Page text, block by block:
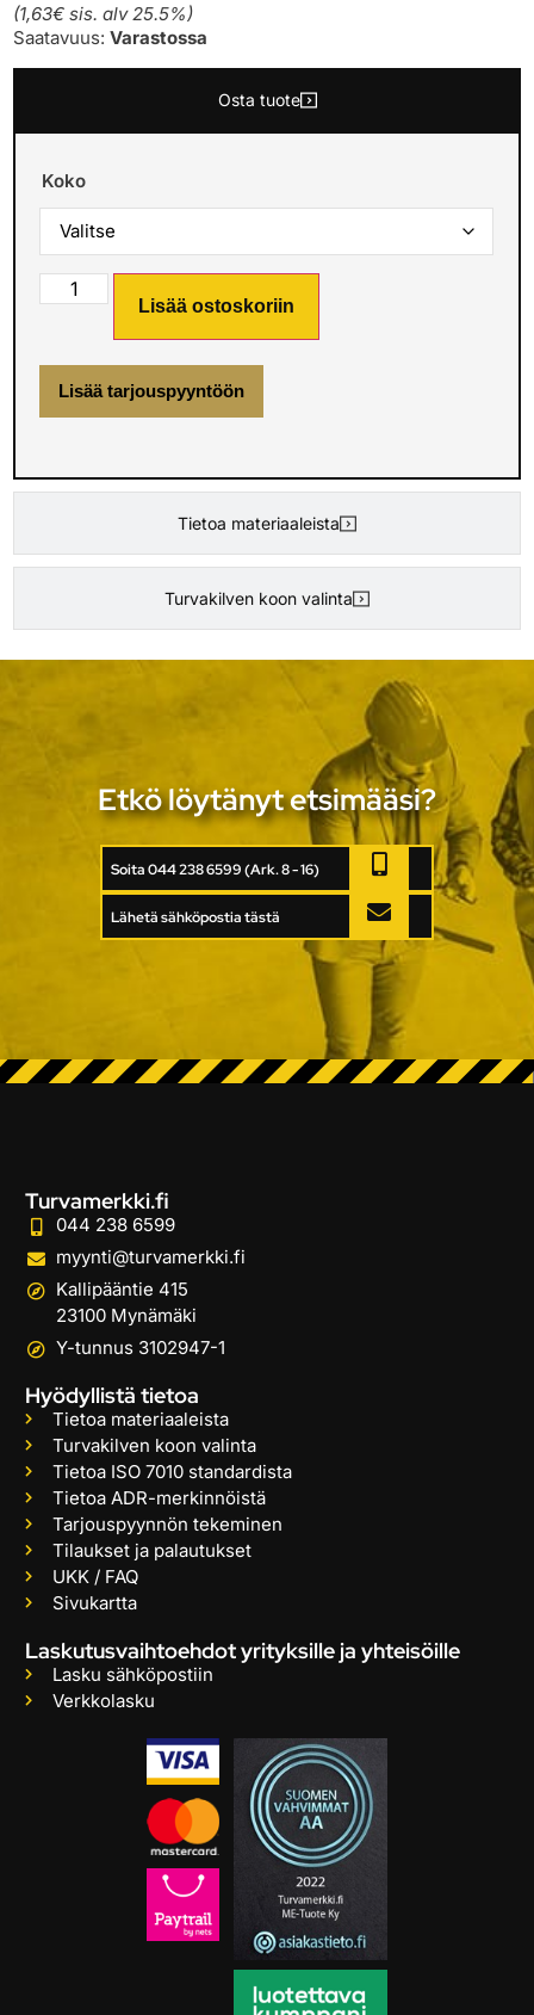
(1,63€ sis. alv 25.5%)
Saatavuus:Varastossa
Osta tuote
Tietoa materiaaleista
Turvakilven koon valinta
Koko
Lisää ostoskoriin
Lisää tarjouspyyntöön
Etkö löytänyt etsimääsi?
Soita 044 238 6599 (Ark. 8 - 16)
Lähetä sähköpostia tästä
Turvamerkki.fi
044 238 6599
myynti@turvamerkki.fi
Kallipääntie 415
23100 Mynämäki
Y-tunnus 3102947-1
Hyödyllistä tietoa
Tietoa materiaaleista
Turvakilven koon valinta
Tietoa ISO 7010 standardista
Tietoa ADR-merkinnöistä
Tarjouspyynnön tekeminen
Tilaukset ja palautukset
UKK / FAQ
Sivukartta
Laskutusvaihtoehdot yrityksille ja yhteisöille
Lasku sähköpostiin
Verkkolasku